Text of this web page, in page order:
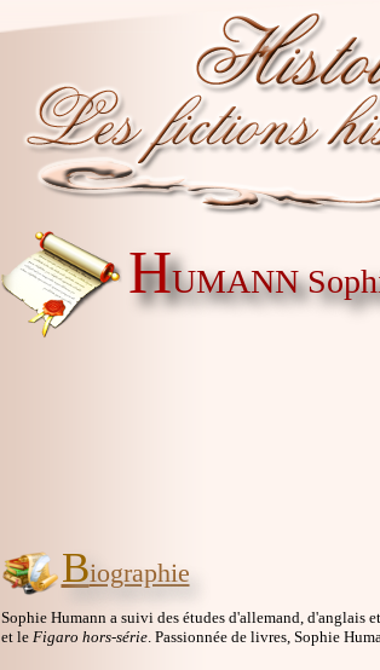
HUMANN
Biographie
Sophie Humann a suivi des études d'allemand, d'anglais
et le Figaro hors-série. Passionnée de livres, Sophie